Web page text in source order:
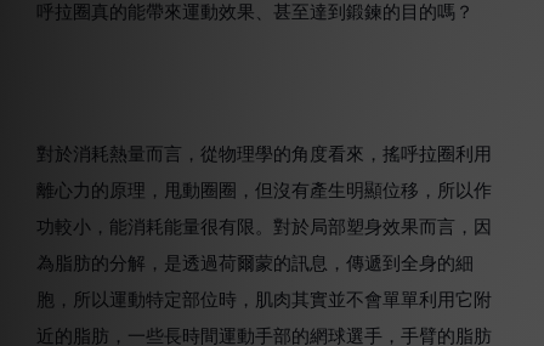
呼拉圈真的能帶來運動效果、甚至達到鍛鍊的目的嗎？
對於消耗熱量而言，從物理學的角度看來，搖呼拉圈利用
離心力的原理，甩動圈圈，但沒有產生明顯位移，所以作
功較小，能消耗能量很有限。對於局部塑身效果而言，因
為脂肪的分解，是透過荷爾蒙的訊息，傳遞到全身的細
胞，所以運動特定部位時，肌肉其實並不會單單利用它附
近的脂肪，一些長時間運動手部的網球選手，手臂的脂肪